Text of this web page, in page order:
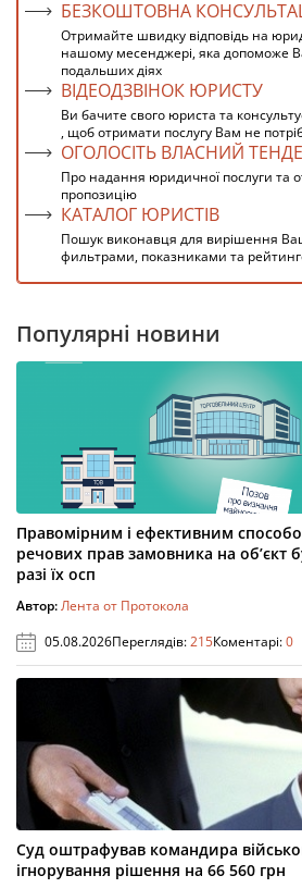
БЕЗКОШТОВНА
Отримайте швидку відповідь на
нашому месенджері, яка допоможе
подальших діях
ВІДЕОДЗВІНОК ЮРИСТУ
Ви бачите свого юриста та
, щоб отримати послугу Вам не
ОГОЛОСІТЬ ВЛАСНИЙ
Про надання юридичної послуги та
пропозицію
КАТАЛОГ ЮРИСТІВ
Пошук виконавця для вирішення
фильтрами, показниками та
Популярні новини
Правомірним і ефективним
речових прав замовника на об’єкт
разі їх осп
Автор:Лента от Протокола
05.08.2026Переглядів:215Коментарі:0
Суд оштрафував командира
ігнорування рішення на 66 560 грн